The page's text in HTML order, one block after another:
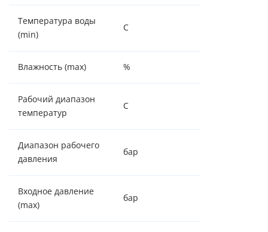
Температура воды
(min)
С
Влажность (max) %
Рабочий диапазон
температур
С
Диапазон рабочего
давления
бар
Входное давление
(max)
бар